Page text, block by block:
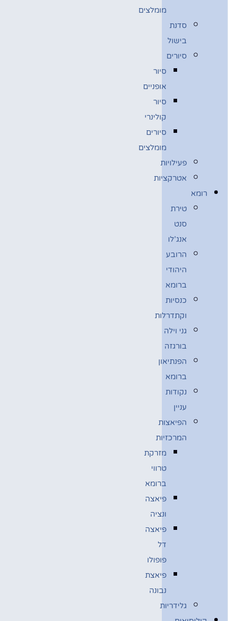
מומלצים
סדנת
בישול
סיורים
סיור
אופניים
סיור
קולינרי
סיורים
מומלצים
פעילויות
אטרקציות
רומא
טירת
סנט
אנג’לו
הרובע
היהודי
ברומא
כנסיות
וקתדרלות
גני וילה
בורגזה
הפנתיאון
ברומא
נקודות
עניין
הפיאצות
המרכזיות
מזרקת
טרווי
ברומא
פיאצה
ונציה
פיאצה
דל
פופולו
פיאצת
נבונה
גלידריות